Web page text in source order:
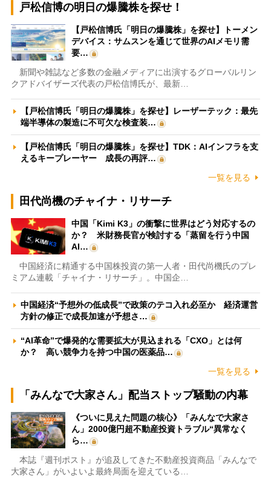
戸松信博の明日の爆騰株を探せ！
【戸松信博氏「明日の爆騰株」を探せ】トーメン
デバイス：サムスンを通じて世界のAIメモリ需
要…
新聞や雑誌など多数の金融メディアに出演するグローバルリン
クアドバイザーズ代表の戸松信博氏が、最新…
【戸松信博氏「明日の爆騰株」を探せ】レーザーテック：最先
端半導体の製造に不可欠な検査装…
【戸松信博氏「明日の爆騰株」を探せ】TDK：AIインフラを支
えるキープレーヤー 成長の再評…
一覧を見る
田代尚機のチャイナ・リサーチ
中国「Kimi K3」の衝撃に世界はどう対応するの
か？ 米財務長官が検討する「蒸留を行う中国
AI…
中国経済に精通する中国株投資の第一人者・田代尚機氏のプレ
ミアム連載「チャイナ・リサーチ」。中国企…
中国経済“予想外の低成長”で政策のテコ入れ必至か 経済運営
方針の修正で成長加速が予想さ…
“AI革命”で爆発的な需要拡大が見込まれる「CXO」とは何
か？ 高い競争力を持つ中国の医薬品…
一覧を見る
「みんなで大家さん」配当ストップ騒動の内幕
《ついに見えた問題の核心》「みんなで大家さ
ん」2000億円超不動産投資トラブル“異常なく
ら…
本誌『週刊ポスト』が追及してきた不動産投資商品「みんなで
大家さん」がいよいよ最終局面を迎えている…